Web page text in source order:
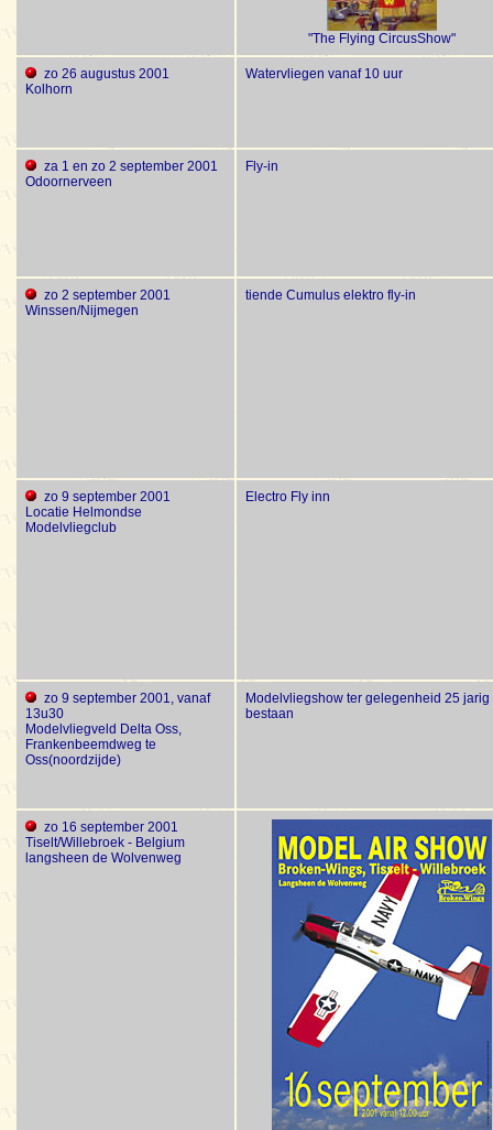
"The Flying CircusShow"
zo 26 augustus 2001
Kolhorn
Watervliegen vanaf 10 uur
za 1 en zo 2 september 2001
Odoornerveen
Fly-in
zo 2 september 2001
Winssen/Nijmegen
tiende Cumulus elektro fly-in
zo 9 september 2001
Locatie Helmondse
Modelvliegclub
Electro Fly inn
zo 9 september 2001, vanaf
13u30
Modelvliegveld Delta Oss,
Frankenbeemdweg te
Oss(noordzijde)
Modelvliegshow ter gelegenheid 25 jarig
bestaan
zo 16 september 2001
Tiselt/Willebroek - Belgium
langsheen de Wolvenweg